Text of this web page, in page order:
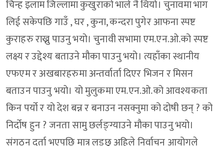
चिन्ह इलाम जिल्लामा कुखुराको भाले नै थियो। चुनावमा भाग
लिई सकेपछि गाउँ , घर , कुना, कन्दरा पुगेर आफना स्पष्ट
कुराहरु राख्नु पाउनु भयो। चुनावी सभामा एम.एन.ओ.को स्पष्ट
लक्ष्य र उद्देश्य बताउने मौका पाउनु भयो। त्यहाँका स्थानीय
एफएम र अखबारहरुमा अन्तर्वार्ता दिएर भिजन र मिसन
बताउन पाउनु भयो। यो मुलुकमा एम.एन.ओ.को आवश्यकता
किन पर्यो र यो देश बन्न र बनाउन नसक्नुमा को दोषी छन् ? को
निर्दोष हुन ? जनता सामु छर्लङ्ग्याउने मौका पाउनु भयो।